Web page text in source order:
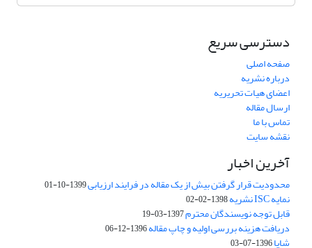
دسترسی سریع
صفحه اصلی
درباره نشریه
اعضای هیات تحریریه
ارسال مقاله
تماس با ما
نقشه سایت
آخرین اخبار
محدودیت قرار گرفتن بیش از یک مقاله در فرایند ارزیابی1399-10-01
نمایه ISC نشریه 1398-02-02
قابل توجه نویسندگان محترم1397-03-19
دریافت هزینه بررسی اولیه و چاپ مقاله1396-12-06
شاپا1396-07-03